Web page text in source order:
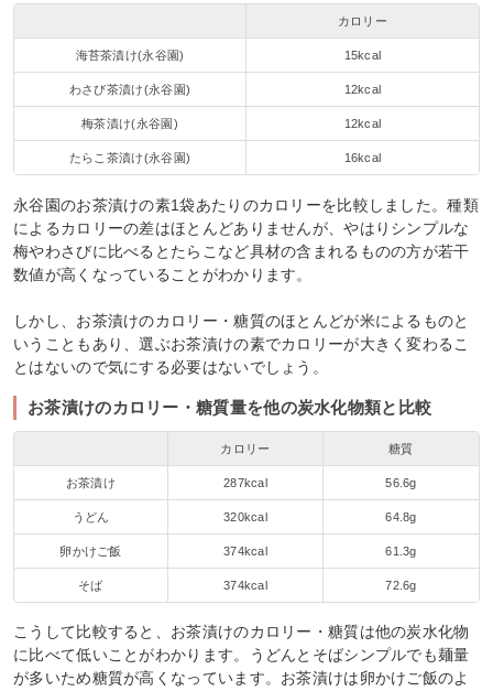
カロリー
海苔茶漬け(永谷園) 15kcal
わさび茶漬け(永谷園) 12kcal
梅茶漬け(永谷園) 12kcal
たらこ茶漬け(永谷園) 16kcal
永谷園のお茶漬けの素1袋あたりのカロリーを比較しました。種類
によるカロリーの差はほとんどありませんが、やはりシンプルな
梅やわさびに比べるとたらこなど具材の含まれるものの方が若干
数値が高くなっていることがわかります。
しかし、お茶漬けのカロリー・糖質のほとんどが米によるものと
いうこともあり、選ぶお茶漬けの素でカロリーが大きく変わるこ
とはないので気にする必要はないでしょう。
お茶漬けのカロリー・糖質量を他の炭水化物類と比較
カロリー 糖質
お茶漬け 287kcal 56.6g
うどん 320kcal 64.8g
卵かけご飯 374kcal 61.3g
そば 374kcal 72.6g
こうして比較すると、お茶漬けのカロリー・糖質は他の炭水化物
に比べて低いことがわかります。うどんとそばシンプルでも麺量
が多いため糖質が高くなっています。お茶漬けは卵かけご飯のよ